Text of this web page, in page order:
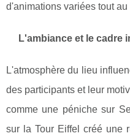
d'animations variées tout
L'ambiance et le cadre
L'atmosphère du lieu
des participants et leur
comme une péniche sur
sur la Tour Eiffel créé une